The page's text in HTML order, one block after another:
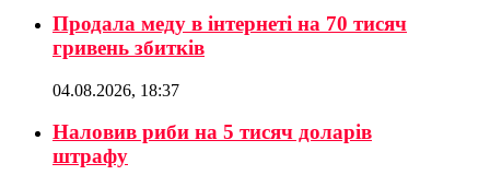
Продала меду в інтернеті на 70 тисяч
гривень збитків
04.08.2026, 18:37
Наловив риби на 5 тисяч доларів
штрафу